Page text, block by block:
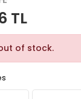
TL
of stock.